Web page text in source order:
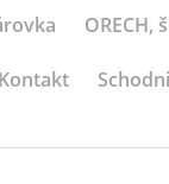
ORECH,
Kontakt